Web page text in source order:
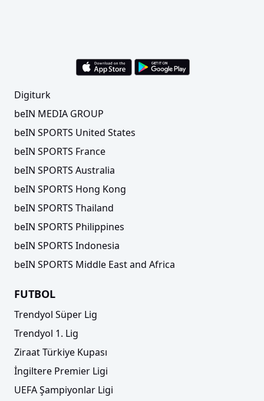
Digiturk
beIN MEDIA GROUP
beIN SPORTS United States
beIN SPORTS France
beIN SPORTS Australia
beIN SPORTS Hong Kong
beIN SPORTS Thailand
beIN SPORTS Philippines
beIN SPORTS Indonesia
beIN SPORTS Middle East and Africa
FUTBOL
Trendyol Süper Lig
Trendyol 1. Lig
Ziraat Türkiye Kupası
İngiltere Premier Ligi
UEFA Şampiyonlar Ligi